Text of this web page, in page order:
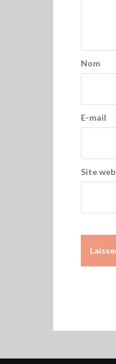
Nom
E-mail
Site web